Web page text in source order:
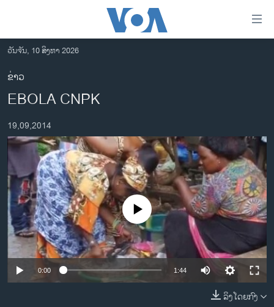
ເຂົ້າ
ຫາ
ຂ້າມ
ຂ້າມ
ໄປ
ຫາ
ຊອກ
ຄົ້ນ
ອາເມຣິກາ
ການເລືອກຕັ້ງ ປະທານາທີບໍດີ ສະຫະລັດ 2024
ຂ່າວ​ຈີນ
ໂລກ
ເອເຊຍ
ອິດສະຫຼະພາບດ້ານການຂ່າວ
ຊີວິດຊາວລາວ
ຊຸມຊົນຊາວລາວ
ວິທະຍາສາດ-ເທັກໂນໂລຈີ
ວັນຈັນ, 10 ສິງຫາ 2026
ຂ່າວ
EBOLA CNPK
19,09,2014
No media source currently available
0:00 1:44
ລິງໂດຍກົງ